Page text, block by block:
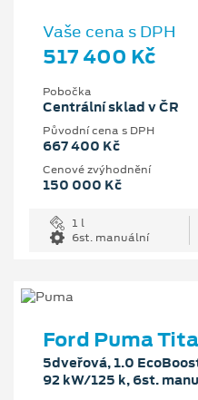
Vaše cena s DPH
517 400 Kč
Pobočka
Centrální sklad v ČR
Původní cena s DPH
667 400 Kč
Cenové zvýhodnění
150 000 Kč
1 l
6st. manuální
Ford Puma
5dveřová, 1.0
92 kW/125 k, 6st.